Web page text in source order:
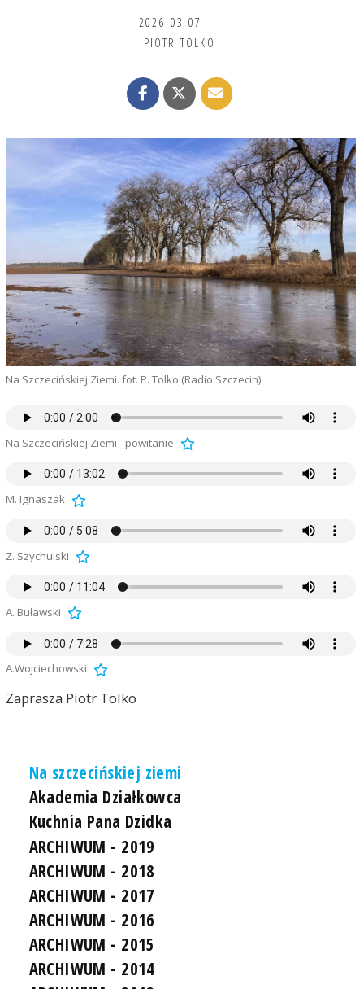
2026-03-07
PIOTR TOLKO
Na Szczecińskiej Ziemi. fot. P. Tolko (Radio Szczecin)
Na Szczecińskiej Ziemi - powitanie
M. Ignaszak
Z. Szychulski
A. Buławski
A.Wojciechowski
Zaprasza Piotr Tolko
Na szczecińskiej ziemi
Akademia Działkowca
Kuchnia Pana Dzidka
ARCHIWUM - 2019
ARCHIWUM - 2018
ARCHIWUM - 2017
ARCHIWUM - 2016
ARCHIWUM - 2015
ARCHIWUM - 2014